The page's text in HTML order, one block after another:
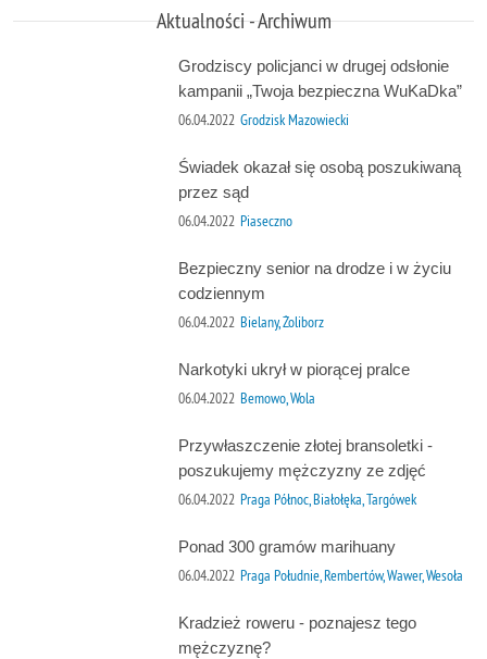
Aktualności - Archiwum
Grodziscy policjanci w drugej odsłonie
kampanii „Twoja bezpieczna WuKaDka”
06.04.2022 Grodzisk Mazowiecki
Świadek okazał się osobą poszukiwaną
przez sąd
06.04.2022 Piaseczno
Bezpieczny senior na drodze i w życiu
codziennym
06.04.2022 Bielany, Żoliborz
Narkotyki ukrył w piorącej pralce
06.04.2022 Bemowo, Wola
Przywłaszczenie złotej bransoletki -
poszukujemy mężczyzny ze zdjęć
06.04.2022 Praga Północ, Białołęka, Targówek
Ponad 300 gramów marihuany
06.04.2022 Praga Południe, Rembertów, Wawer, Wesoła
Kradzież roweru - poznajesz tego
mężczyznę?